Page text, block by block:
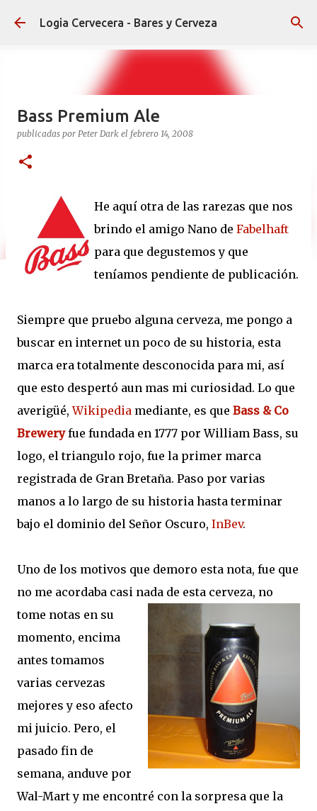
Ir al contenido principal
Logia Cervecera - Bares y Cerveza
Bass Premium Ale
publicadas por Peter Dark el febrero 14, 2008
He aquí otra de las rarezas que nos
brindo el amigo Nano de Fabelhaft
para que degustemos y que
teníamos pendiente de publicación.
Siempre que pruebo alguna cerveza, me pongo a
buscar en internet un poco de su historia, esta
marca era totalmente desconocida para mi, así
que esto despertó aun mas mi curiosidad. Lo que
averigüé,Wikipedia mediante, es que Bass & Co
Breweryfue fundada en 1777 por William Bass, su
logo, el triangulo rojo, fue la primer marca
registrada de Gran Bretaña. Paso por varias
manos a lo largo de su historia hasta terminar
bajo el dominio del Señor Oscuro, InBev.
Uno de los motivos que demoro esta nota, fue que
no me acordaba casi nada de esta cerveza, no
tome notas en su
momento, encima
antes tomamos
varias cervezas
mejores y eso afecto
mi juicio. Pero, el
pasado fin de
semana, anduve por
Wal-Mart y me encontré con la sorpresa que la